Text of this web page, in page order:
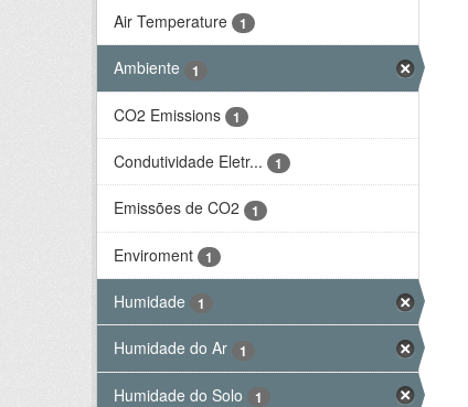
Air Temperature 1
Ambiente 1
CO2 Emissions 1
Condutividade Eletr... 1
Emissões de CO2 1
Enviroment 1
Humidade 1
Humidade do Ar 1
Humidade do Solo 1